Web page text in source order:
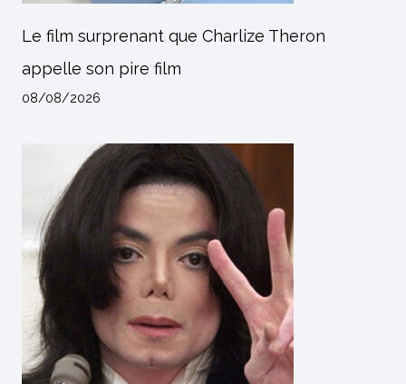
Le film surprenant que Charlize Theron
appelle son pire film
08/08/2026